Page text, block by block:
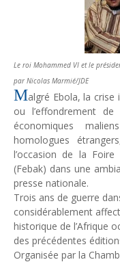
Unknown-Jul
Chine : des
Unknown-Jul
Economie
Unknown
Pays du
Unknown-
Neutralité
Rendez-vous
Course à l'IA
Unknown -
Banques
Unknown -
VTC : Yango
Unknown-
Le roi Mohammed VI et le
par Nicolas Marmié/JDE
Malgré Ebola, la
ou l’effondrement de
économiques
homologues
l’occasion de la
(Febak) dans une
presse nationale.
Trois ans de guerre
considérablement
historique de l’Afrique
des précédentes
Organisée par la